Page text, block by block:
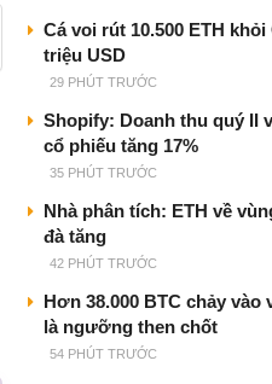
Cá voi rút 10.500 ETH
triệu USD
29 PHÚT TRƯỚC
Shopify: Doanh thu quý II
cổ phiếu tăng 17%
35 PHÚT TRƯỚC
Nhà phân tích: ETH về
đà tăng
42 PHÚT TRƯỚC
Hơn 38.000 BTC chảy vào
là ngưỡng then chốt
54 PHÚT TRƯỚC